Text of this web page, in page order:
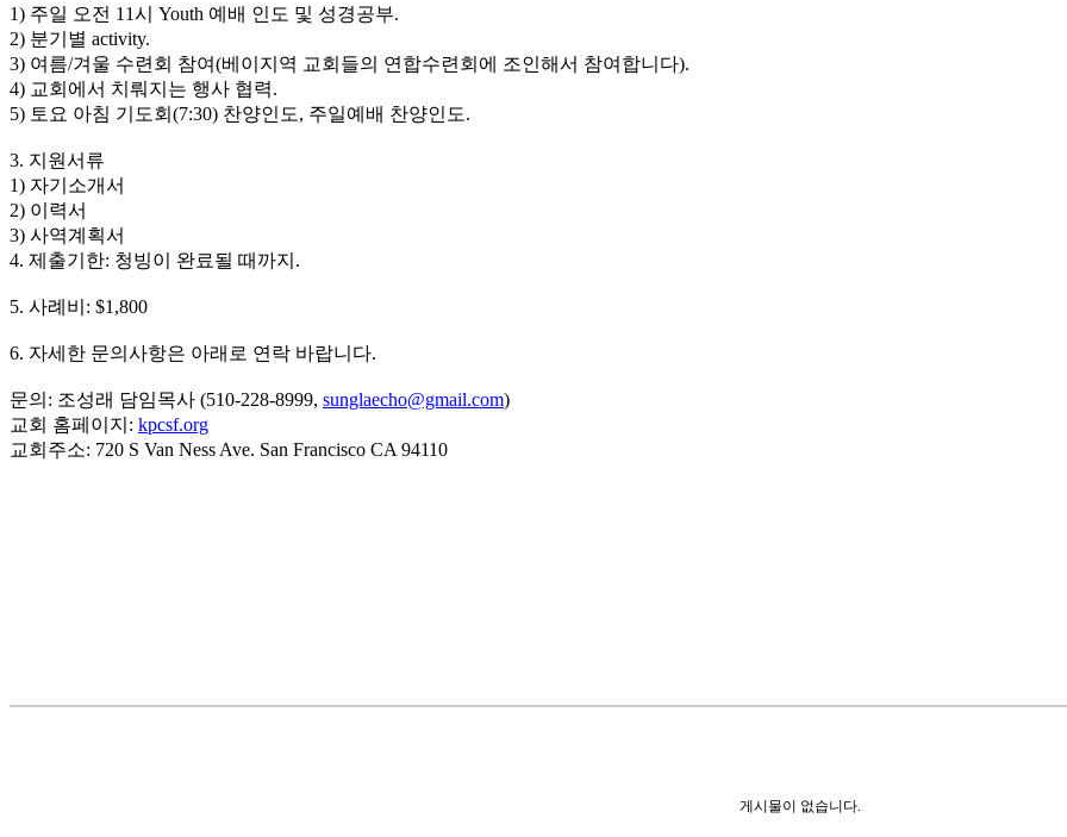
출
장
안
마
러
약
국
주
소
야
즐
비
아
탑-
프
릴
료
1) 주일 오전 11시 Youth 예배 인도 및 성경공부.
2) 분기별 activity.
3) 여름/겨울 수련회 참여(베이지역 교회들의 연합수련회에 조인해서 참여합니다).
4) 교회에서 치뤄지는 행사 협력.
5) 토요 아침 기도회(7:30) 찬양인도, 주일예배 찬양인도.
3. 지원서류
1) 자기소개서
2) 이력서
3) 사역계획서
4. 제출기한: 청빙이 완료될 때까지.
5. 사례비: $1,800
6. 자세한 문의사항은 아래로 연락 바랍니다.
문의: 조성래 담임목사 (510-228-8999, sunglaecho@gmail.com)
교회 홈페이지: kpcsf.org
교회주소: 720 S Van Ness Ave. San Francisco CA 94110
게시물이 없습니다.